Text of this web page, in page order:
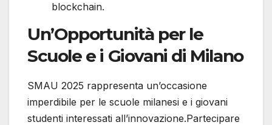
blockchain.
Un’Opportunità per le
Scuole e i Giovani di Milano
SMAU 2025 rappresenta un’occasione
imperdibile per le scuole milanesi e i giovani
studenti interessati all’innovazione.Partecipare